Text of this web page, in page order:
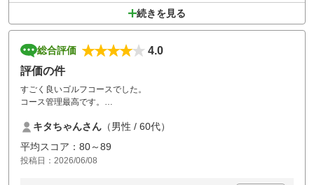
続きを見る
総合評価
4.0
評価の件
すごく良いゴルフコースでした。
コース管理最高です。
キタちゃんさん （男性 / 60代）
平均スコア：80～89
投稿日：2026/06/08